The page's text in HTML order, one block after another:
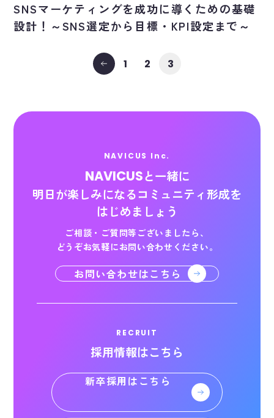
SNSマーケティングを成功に導くための基礎
設計！～SNS選定から目標・KPI設定まで～
1 2 3
NAVICUS Inc.
NAVICUSと一緒に
明日が楽しみになるコミュニティ形成を
はじめましょう
ご相談・ご質問等ございましたら、
どうぞお気軽にお問い合わせください。
お問い合わせはこちら
RECRUIT
採用情報はこちら
新卒採用はこちら